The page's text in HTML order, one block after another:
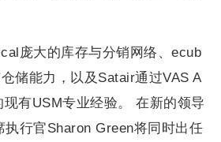
庞大的库存与分销网络、ecub
储能力，以及Satair通过VAS A
有USM专业经验。 在新的领导
行官Sharon Green将同时出任